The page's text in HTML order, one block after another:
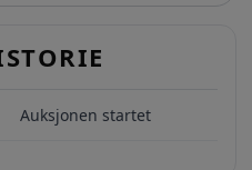
Auksjonen startet